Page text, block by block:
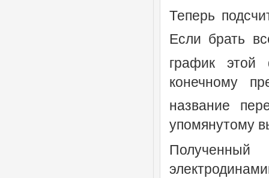
Теперь
Если брать
график этой
конечному
название
упомянутому
Полученный